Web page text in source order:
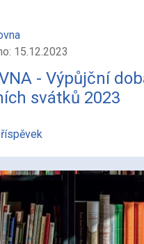
15.12.2023
- Výpůjční
svátků 2023